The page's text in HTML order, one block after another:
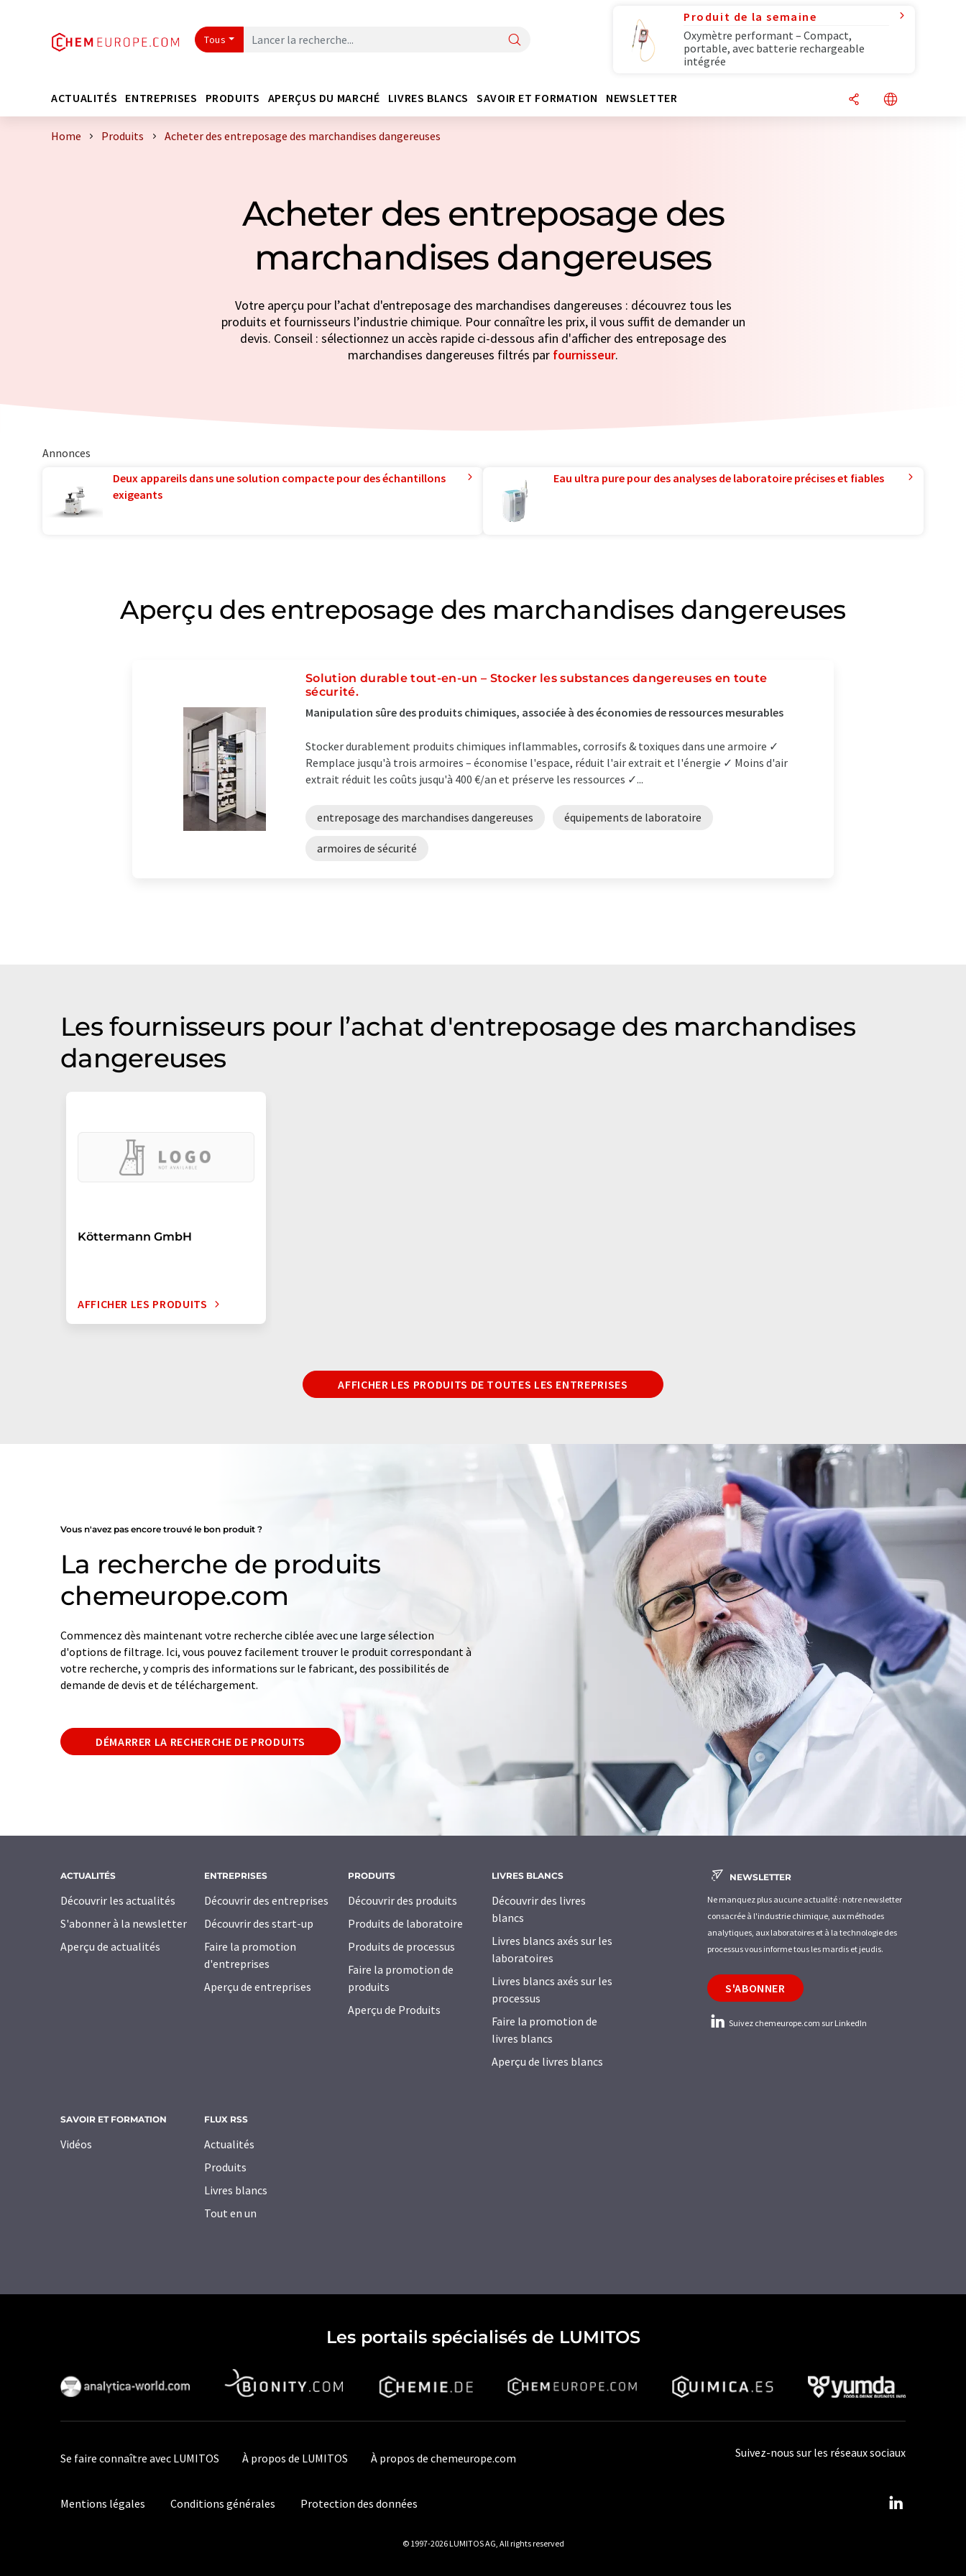
Tous
Produit de la semaine
Oxymètre performant – Compact,
portable, avec batterie rechargeable
intégrée
ACTUALITÉS ENTREPRISES PRODUITS APERÇUS DU MARCHÉ LIVRES BLANCS SAVOIR ET FORMATION NEWSLETTER
Home Produits Acheter des entreposage des marchandises dangereuses
Acheter des entreposage des
marchandises dangereuses
Votre aperçu pour l’achat d'entreposage des marchandises dangereuses : découvrez tous les
produits et fournisseurs l’industrie chimique. Pour connaître les prix, il vous suffit de demander un
devis. Conseil : sélectionnez un accès rapide ci-dessous afin d'afficher des entreposage des
marchandises dangereuses filtrés par fournisseur.
Annonces
Deux appareils dans une solution compacte pour des échantillons
exigeants
Eau ultra pure pour des analyses de laboratoire précises et fiables
Aperçu des entreposage des marchandises dangereuses
Solution durable tout-en-un – Stocker les substances dangereuses en toute
sécurité.
Manipulation sûre des produits chimiques, associée à des économies de ressources mesurables
Stocker durablement produits chimiques inflammables, corrosifs & toxiques dans une armoire ✓
Remplace jusqu'à trois armoires – économise l'espace, réduit l'air extrait et l'énergie ✓ Moins d'air
extrait réduit les coûts jusqu'à 400 €/an et préserve les ressources ✓...
entreposage des marchandises dangereuses équipements de laboratoire
armoires de sécurité
Les fournisseurs pour l’achat d'entreposage des marchandises
dangereuses
Köttermann GmbH
AFFICHER LES PRODUITS
AFFICHER LES PRODUITS DE TOUTES LES ENTREPRISES
Vous n'avez pas encore trouvé le bon produit ?
La recherche de produits
chemeurope.com
Commencez dès maintenant votre recherche ciblée avec une large sélection
d'options de filtrage. Ici, vous pouvez facilement trouver le produit correspondant à
votre recherche, y compris des informations sur le fabricant, des possibilités de
demande de devis et de téléchargement.
DÉMARRER LA RECHERCHE DE PRODUITS
ACTUALITÉS
Découvrir les actualités
S'abonner à la newsletter
Aperçu de actualités
ENTREPRISES
Découvrir des entreprises
Découvrir des start-up
Faire la promotion
d'entreprises
Aperçu de entreprises
PRODUITS
Découvrir des produits
Produits de laboratoire
Produits de processus
Faire la promotion de
produits
Aperçu de Produits
LIVRES BLANCS
Découvrir des livres
blancs
Livres blancs axés sur les
laboratoires
Livres blancs axés sur les
processus
Faire la promotion de
livres blancs
Aperçu de livres blancs
SAVOIR ET FORMATION
Vidéos
FLUX RSS
Actualités
Produits
Livres blancs
Tout en un
NEWSLETTER
Ne manquez plus aucune actualité : notre newsletter
consacrée à l'industrie chimique, aux méthodes
analytiques, aux laboratoires et à la technologie des
processus vous informe tous les mardis et jeudis.
S'ABONNER
Suivez chemeurope.com sur LinkedIn
Les portails spécialisés de LUMITOS
Se faire connaître avec LUMITOS À propos de LUMITOS À propos de chemeurope.com
Mentions légales Conditions générales Protection des données
Suivez-nous sur les réseaux sociaux
© 1997-2026 LUMITOS AG, All rights reserved